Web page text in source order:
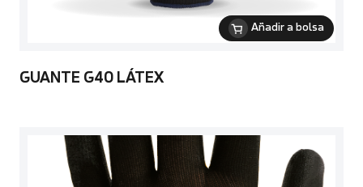
Añadir a bolsa
GUANTE G40 LÁTEX